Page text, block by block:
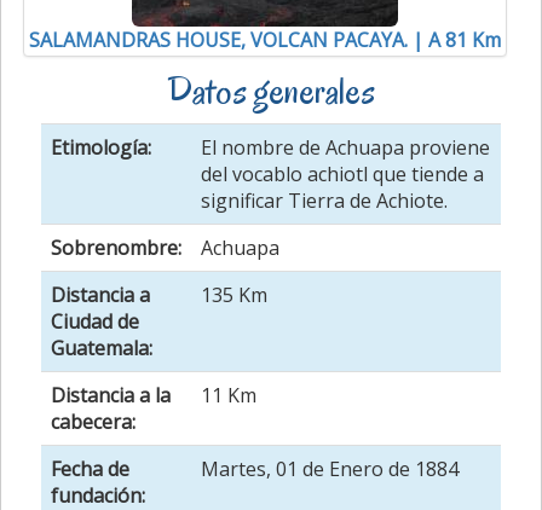
SALAMANDRAS HOUSE, VOLCAN PACAYA. | A 81 Km
Datos generales
Etimología:
El nombre de Achuapa proviene
del vocablo achiotl que tiende a
significar Tierra de Achiote.
Sobrenombre:
Achuapa
Distancia a
Ciudad de
Guatemala:
135 Km
Distancia a la
cabecera:
11 Km
Fecha de
fundación:
Martes, 01 de Enero de 1884